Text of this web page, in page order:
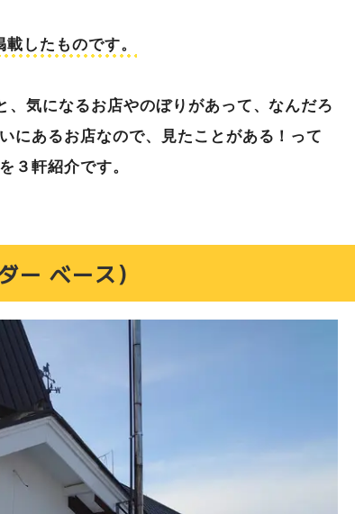
したものです。
気になるお店やのぼりがあって、なんだろ
にあるお店なので、見たことがある！って
３軒紹介です。
ー ベース）